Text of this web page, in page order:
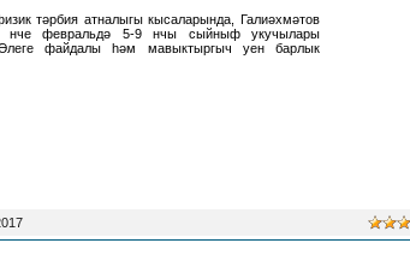
тәрбия атналыгы кысаларында, Галиәхмәтов
нче февральдә 5-9 нчы сыйныф укучылары
файдалы һәм мавыктыргыч уен барлык